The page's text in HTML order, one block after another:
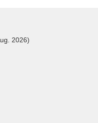
2026)